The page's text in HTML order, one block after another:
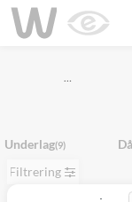
…
Underlag(9)
Filtrering
Mangler chatten?
Ret samtykke!